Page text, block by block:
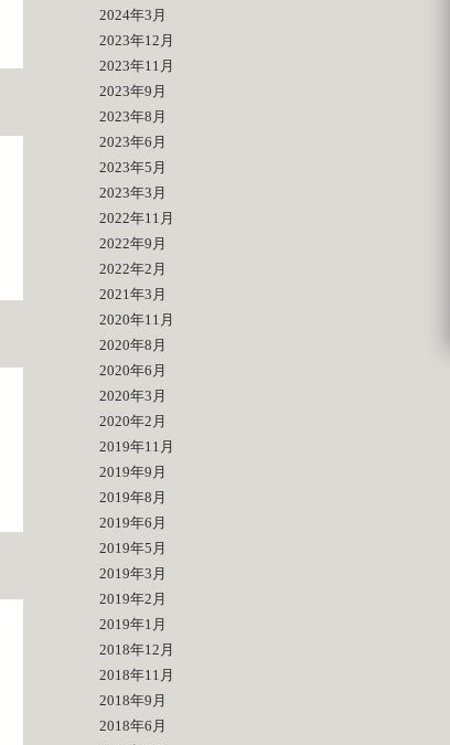
2024年3月
2023年12月
2023年11月
2023年9月
2023年8月
2023年6月
2023年5月
2023年3月
2022年11月
2022年9月
2022年2月
2021年3月
2020年11月
2020年8月
2020年6月
2020年3月
2020年2月
2019年11月
2019年9月
2019年8月
2019年6月
2019年5月
2019年3月
2019年2月
2019年1月
2018年12月
2018年11月
2018年9月
2018年6月